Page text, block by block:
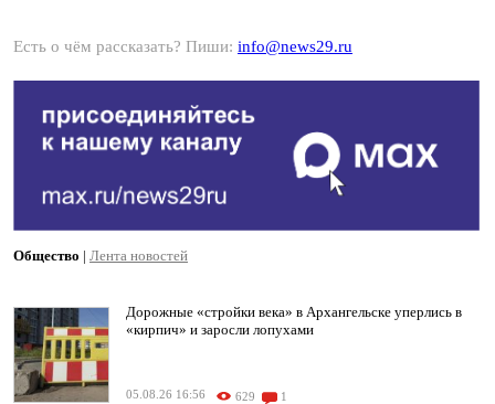
Есть о чём рассказать? Пиши: info@news29.ru
Общество | Лента новостей
Дорожные «стройки века» в Архангельске уперлись в
«кирпич» и заросли лопухами
05.08.26 16:56 629 1